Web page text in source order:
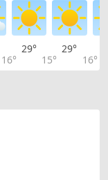
16°
29°
15°
29°
16°